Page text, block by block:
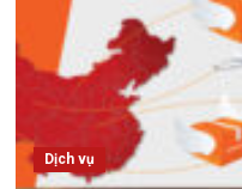
Dịch vụ